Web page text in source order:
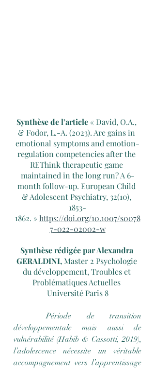
Synthèse de l’article « David, O.A.,
& Fodor, L.-A. (2023). Are gains in
emotional symptoms and emotion-
regulation competencies after the
REThink therapeutic game
maintained in the long run? A 6-
month follow-up. European Child
& Adolescent Psychiatry, 32(10),
1853-
1862. » https://doi.org/10.1007/s0078
7-022-02002-w
Synthèse rédigée par Alexandra
GERALDINI, Master 2 Psychologie
du développement, Troubles et
Problématiques Actuelles
Université Paris 8
	Période de transition
développementale mais aussi de
vulnérabilité (Habib & Cassotti, 2019),
l’adolescence nécessite un véritable
accompagnement vers l’apprentissage